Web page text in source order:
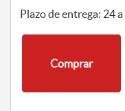
Plazo de entrega: 24
Comprar